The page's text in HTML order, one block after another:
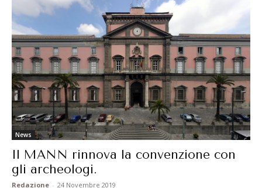
News
Il MANN rinnova la convenzione con
gli archeologi.
Redazione - 24 Novembre 2019